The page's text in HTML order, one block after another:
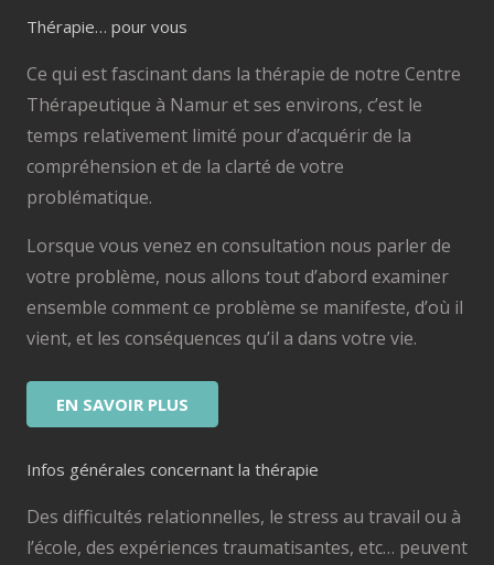
Thérapie… pour vous
Ce qui est fascinant dans la thérapie de notre Centre
Thérapeutique à Namur et ses environs, c’est le
temps relativement limité pour d’acquérir de la
compréhension et de la clarté de votre
problématique.
Lorsque vous venez en consultation nous parler de
votre problème, nous allons tout d’abord examiner
ensemble comment ce problème se manifeste, d’où il
vient, et les conséquences qu’il a dans votre vie.
EN SAVOIR PLUS
Infos générales concernant la thérapie
Des difficultés relationnelles, le stress au travail ou à
l’école, des expériences traumatisantes, etc… peuvent